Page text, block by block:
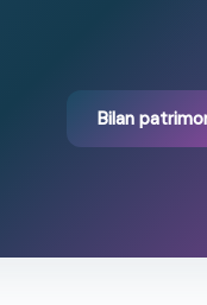
Bilan